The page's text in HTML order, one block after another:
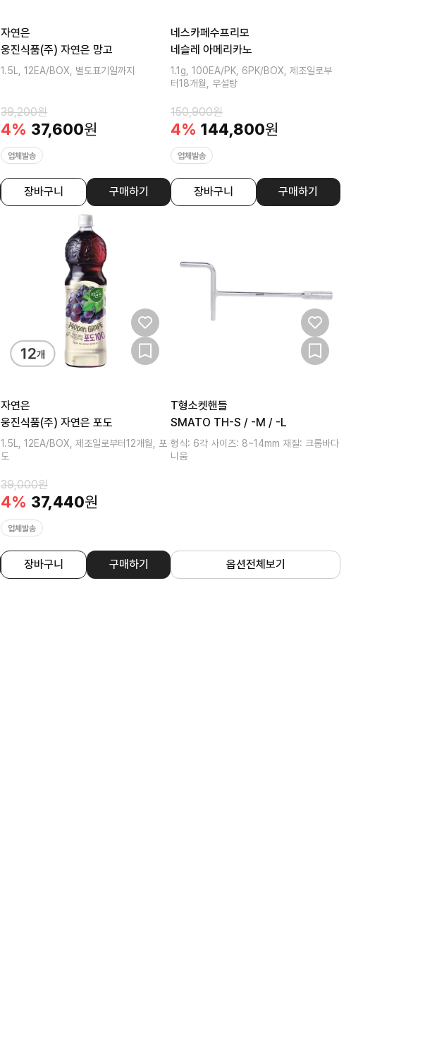
자연은
웅진식품(주) 자연은 망고
1.5L, 12EA/BOX, 별도표기일까지
39,200원
4% 37,600원
업체발송
장바구니 구매하기
네스카페수프리모
네슬레 아메리카노
1.1g, 100EA/PK, 6PK/BOX, 제조일로부
터18개월, 무설탕
150,900원
4% 144,800원
업체발송
장바구니 구매하기
자연은
웅진식품(주) 자연은 포도
1.5L, 12EA/BOX, 제조일로부터12개월, 포
도
39,000원
4% 37,440원
업체발송
장바구니 구매하기
T형소켓핸들
SMATO TH-S / -M / -L
형식: 6각 사이즈: 8~14mm 재질: 크롬바다
니움
옵션전체보기